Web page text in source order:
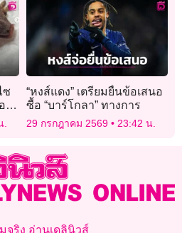
ซ
ด
“หงส์แดง” เตรียมยื่นข้อเสนอ
ซื้อ “บาร์โกลา” ทางการ
29 กรกฎาคม 2569 23:42 น.
จริง อ่านเดลินิวส์